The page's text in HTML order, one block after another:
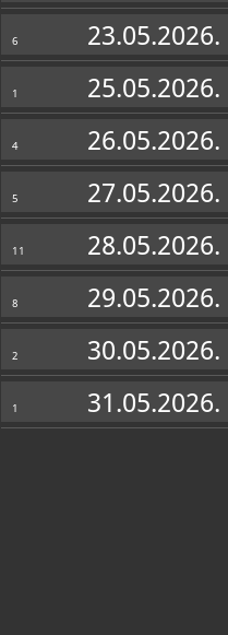
6 23.05.2026.
1 25.05.2026.
4 26.05.2026.
5 27.05.2026.
11 28.05.2026.
8 29.05.2026.
2 30.05.2026.
1 31.05.2026.
Katalog knjižnice(65)
Muzeji, galerije i muzejske
Brdovec, Muzej Brdovec (etc), 2025
1903. u Hrvatskoj: izložbeni
Brdovec, Muzej Brdovec, 2024
1903. u Hrvatskoj: izložbeni
Brdovec, Muzej Brdovec, 2023